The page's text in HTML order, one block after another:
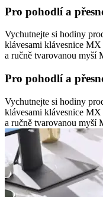
Pro pohodlí a
Vychutnejte si hodiny
klávesami klávesnice
a ručně tvarovanou myší
Pro pohodlí a
Vychutnejte si hodiny
klávesami klávesnice
a ručně tvarovanou myší